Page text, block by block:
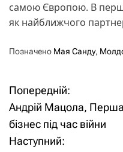
самою Європою. В
як найближчого
Позначено Мая Санду,
Н
а
в
Попередній:
Андрій Мацола,
бізнес під час війни
Наступний: